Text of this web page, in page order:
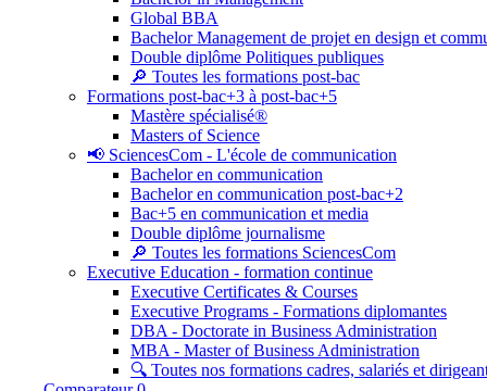
Global BBA
Bachelor Management de projet en design et
Double diplôme Politiques publiques
🔎 Toutes les formations post-bac
Formations post-bac+3 à post-bac+5
Mastère spécialisé®
Masters of Science
📢 SciencesCom - L'école de communication
Bachelor en communication
Bachelor en communication post-bac+2
Bac+5 en communication et media
Double diplôme journalisme
🔎 Toutes les formations SciencesCom
Executive Education - formation continue
Executive Certificates & Courses
Executive Programs - Formations diplomantes
DBA - Doctorate in Business Administration
MBA - Master of Business Administration
🔍 Toutes nos formations cadres, salariés et